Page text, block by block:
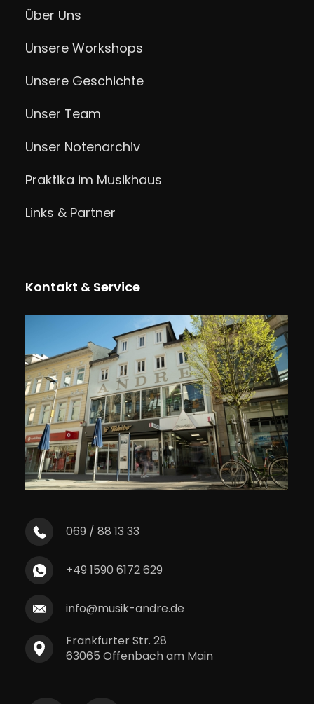
Über Uns
Unsere Workshops
Unsere Geschichte
Unser Team
Unser Notenarchiv
Praktika im Musikhaus
Links & Partner
Kontakt & Service
069 / 88 13 33
+49 1590 6172 629
info@musik-andre.de
Frankfurter Str. 28
63065 Offenbach am Main